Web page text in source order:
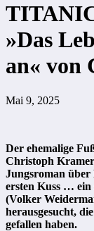
»Das
an« von
Mai 9, 2025
Der ehemalige
Christoph Kramer
Jungsroman über
ersten Kuss … ein
(Volker
herausgesucht,
gefallen haben.